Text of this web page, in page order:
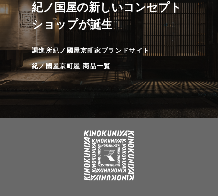
紀ノ国屋の新しいコンセプト
ショップが誕生
調進所紀ノ國屋京町家ブランドサイト
紀ノ國屋京町屋 商品一覧